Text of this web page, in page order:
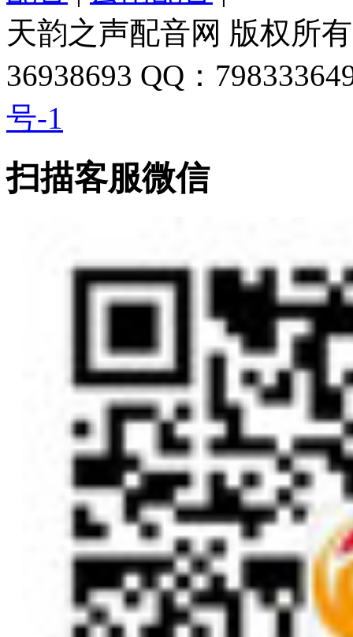
天韵之声配音网 版权所
36938693 QQ：
号-1
扫描客服微信